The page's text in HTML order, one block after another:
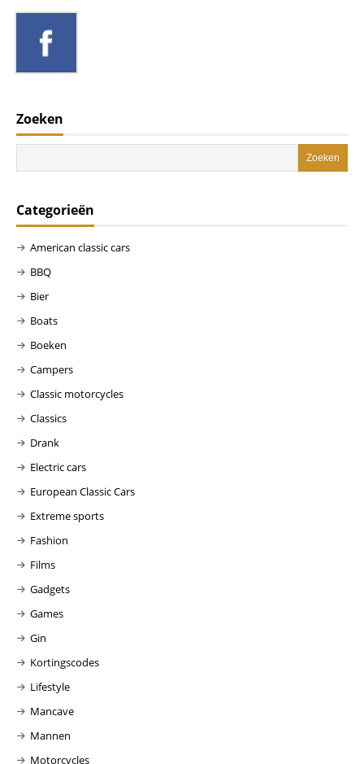
Zoeken
Categorieën
American classic cars
BBQ
Bier
Boats
Boeken
Campers
Classic motorcycles
Classics
Drank
Electric cars
European Classic Cars
Extreme sports
Fashion
Films
Gadgets
Games
Gin
Kortingscodes
Lifestyle
Mancave
Mannen
Motorcycles